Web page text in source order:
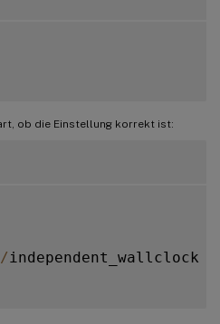
ob die Einstellung korrekt ist:
/ independent_wallclock